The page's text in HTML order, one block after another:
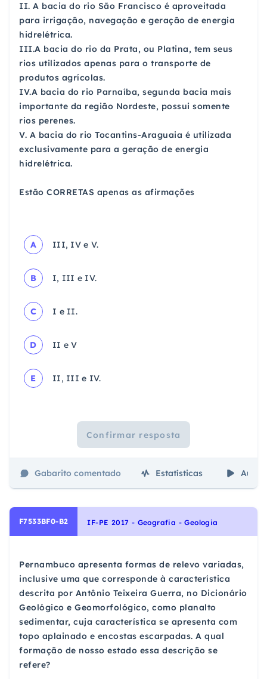
II. A bacia do rio São Francisco é aproveitada
para irrigação, navegação e geração de energia
hidrelétrica.
III.A bacia do rio da Prata, ou Platina, tem seus
rios utilizados apenas para o transporte de
produtos agrícolas.
IV.A bacia do rio Parnaíba, segunda bacia mais
importante da região Nordeste, possui somente
rios perenes.
V. A bacia do rio Tocantins-Araguaia é utilizada
exclusivamente para a geração de energia
hidrelétrica.
Estão CORRETAS apenas as afirmações
A III, IV e V.
B I, III e IV.
C I e II.
D II e V
E II, III e IV.
Confirmar resposta
Gabarito comentado Estatísticas Aulas
F7533BF0-B2 IF-PE 2017 - Geografia - Geologia
Pernambuco apresenta formas de relevo variadas,
inclusive uma que corresponde à característica
descrita por Antônio Teixeira Guerra, no Dicionário
Geológico e Geomorfológico, como planalto
sedimentar, cuja característica se apresenta com
topo aplainado e encostas escarpadas. A qual
formação de nosso estado essa descrição se
refere?